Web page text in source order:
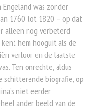
was zonder
1760 tot 1820 – op dat
alleen nog verbeterd
hem hooguit als de
verloor en de laatste
Ten onrechte, aldus
schitterende biografie, op
niet eerder
ander beeld van de